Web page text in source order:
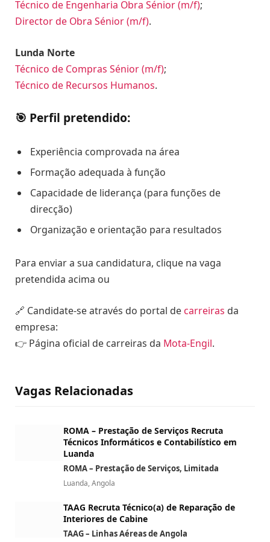
Técnico de Engenharia Obra Sénior (m/f);
Director de Obra Sénior (m/f).
Lunda Norte
Técnico de Compras Sénior (m/f);
Técnico de Recursos Humanos.
🎯 Perfil pretendido:
Experiência comprovada na área
Formação adequada à função
Capacidade de liderança (para funções de
direcção)
Organização e orientação para resultados
Para enviar a sua candidatura, clique na vaga
pretendida acima ou
🔗 Candidate-se através do portal de carreiras da
empresa:
👉 Página oficial de carreiras da Mota-Engil.
Vagas Relacionadas
ROMA – Prestação de Serviços Recruta
Técnicos Informáticos e Contabilístico em
Luanda
ROMA – Prestação de Serviços, Limitada
Luanda, Angola
TAAG Recruta Técnico(a) de Reparação de
Interiores de Cabine
TAAG – Linhas Aéreas de Angola